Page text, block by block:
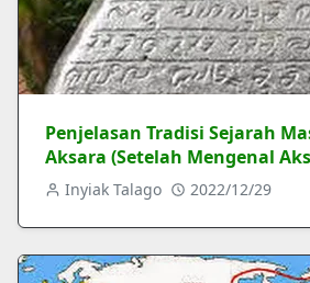
Penjelasan Tradisi Sejarah
Aksara (Setelah Mengenal
Inyiak Talago 2022/12/29